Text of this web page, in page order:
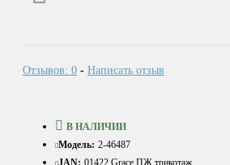
Отзывов: 0 - Написать отзыв
В НАЛИЧИИ
Модель: 2-46487
JAN: 01422 Grace ПЖ трикотаж